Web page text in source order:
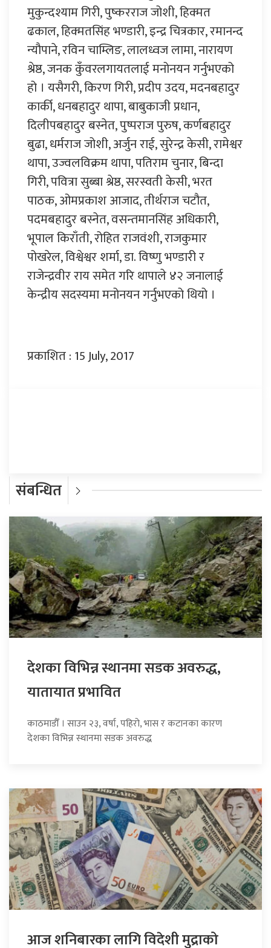
मुकुन्दश्याम गिरी, पुष्करराज जोशी, हिक्मत
ढकाल, हिक्मतसिंह भण्डारी, इन्द्र चित्रकार, रमानन्द
न्यौपाने, रविन चाम्लिङ, लालध्वज लामा, नारायण
श्रेष्ठ, जनक कुँवरलगायतलाई मनोनयन गर्नुभएको
हो । यसैगरी, किरण गिरी, प्रदीप उदय, मदनबहादुर
कार्की, धनबहादुर थापा, बाबुकाजी प्रधान,
दिलीपबहादुर बस्नेत, पुष्पराज पुरुष, कर्णबहादुर
बुढा, धर्मराज जोशी, अर्जुन राई, सुरेन्द्र केसी, रामेश्वर
थापा, उज्वलविक्रम थापा, पतिराम चुनार, बिन्दा
गिरी, पवित्रा सुब्बा श्रेष्ठ, सरस्वती केसी, भरत
पाठक, ओमप्रकाश आजाद, तीर्थराज चटौत,
पदमबहादुर बस्नेत, वसन्तमानसिंह अधिकारी,
भूपाल किराँती, रोहित राजवंशी, राजकुमार
पोखरेल, विश्वेश्वर शर्मा, डा. विष्णु भण्डारी र
राजेन्द्रवीर राय समेत गरि थापाले ४२ जनालाई
केन्द्रीय सदस्यमा मनोनयन गर्नुभएको थियो ।
प्रकाशित : 15 July, 2017
संबन्धित
देशका विभिन्न स्थानमा सडक अवरुद्ध,
यातायात प्रभावित
काठमाडौँ । साउन २३, वर्षा, पहिरो, भास र कटानका कारण
देशका विभिन्न स्थानमा सडक अवरुद्ध
आज शनिबारका लागि विदेशी मुद्राको